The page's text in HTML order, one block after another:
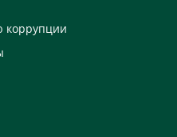
коррупции